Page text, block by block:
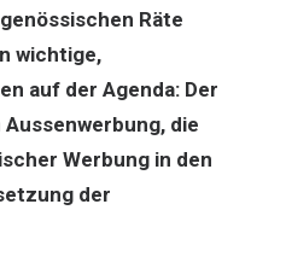
Räte
wichtige,
auf der Agenda: Der
die
Werbung in den
der